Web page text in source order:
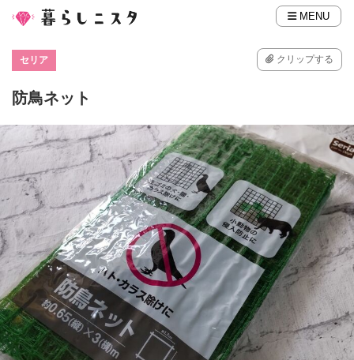
MENU
セリア クリップする
防鳥ネット